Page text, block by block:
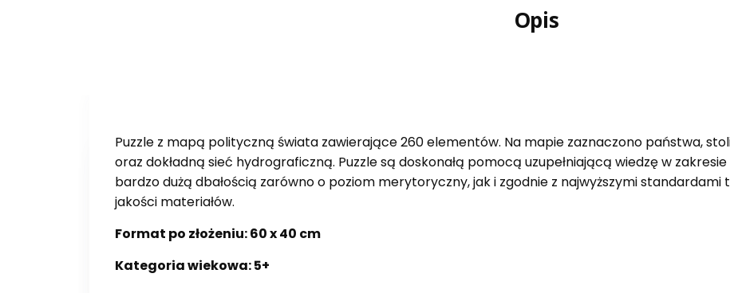
Opis
Puzzle z mapą polityczną świata zawierające 260 elementów. Na mapie zaznaczono państwa,
oraz dokładną sieć hydrograficzną. Puzzle są doskonałą pomocą uzupełniającą wiedzę w
bardzo dużą dbałością zarówno o poziom merytoryczny, jak i zgodnie z najwyższymi standardami
jakości materiałów.
Format po złożeniu: 60 x 40 cm
Kategoria wiekowa: 5+